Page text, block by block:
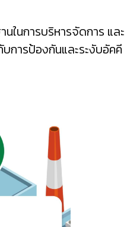
ในการบริหารจัดการ และ
การป้องกันและระงับอัคคี